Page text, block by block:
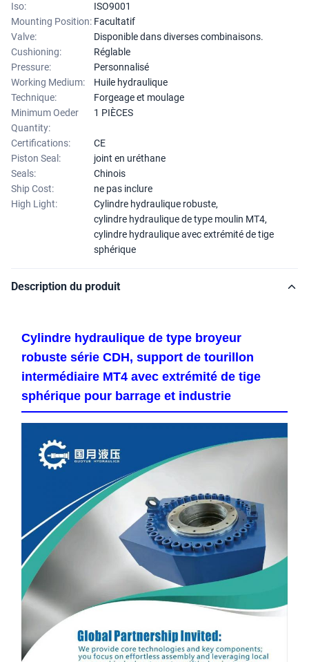
Iso:
ISO9001
Mounting Position: Facultatif
Valve:
Disponible dans diverses combinaisons.
Cushioning:
Réglable
Pressure:
Personnalisé
Working Medium:
Huile hydraulique
Technique:
Forgeage et moulage
Minimum Oeder
Quantity:
1 PIÈCES
Certifications:
CE
Piston Seal:
joint en uréthane
Seals:
Chinois
Ship Cost:
ne pas inclure
High Light:
Cylindre hydraulique robuste,
cylindre hydraulique de type moulin MT4,
cylindre hydraulique avec extrémité de tige
sphérique
Description du produit
Cylindre hydraulique de type broyeur
robuste série CDH, support de tourillon
intermédiaire MT4 avec extrémité de tige
sphérique pour barrage et industrie